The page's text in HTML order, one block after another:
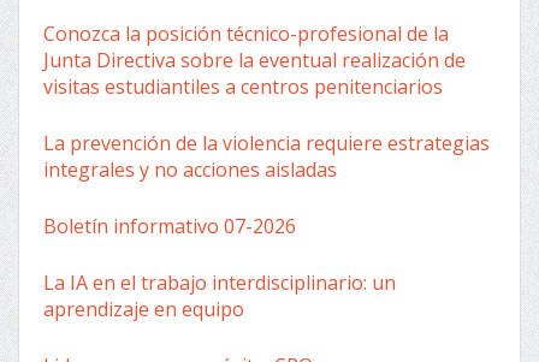
Conozca la posición técnico-profesional de la
Junta Directiva sobre la eventual realización de
visitas estudiantiles a centros penitenciarios
La prevención de la violencia requiere estrategias
integrales y no acciones aisladas
Boletín informativo 07-2026
La IA en el trabajo interdisciplinario: un
aprendizaje en equipo